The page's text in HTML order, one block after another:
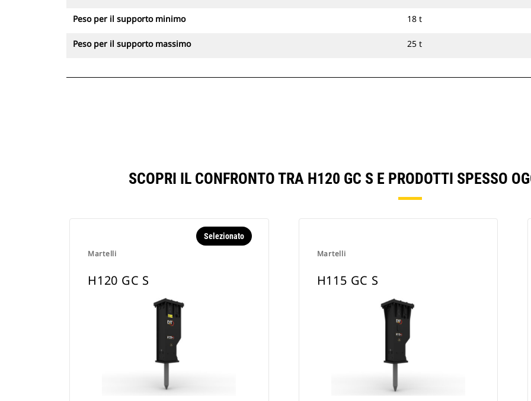
Peso per il supporto minimo 18 t
Peso per il supporto massimo 25 t
SCOPRI IL CONFRONTO TRA H120 GC S E PRODOTTI SPESSO
Martelli
Selezionato
H120 GC S
Martelli
H115 GC S